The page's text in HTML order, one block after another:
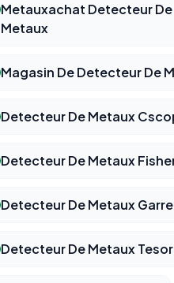
Metauxachat Detecteur De
Metaux
Magasin De Detecteur De
Detecteur De Metaux
Detecteur De Metaux
Detecteur De Metaux
Detecteur De Metaux